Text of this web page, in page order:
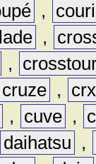
,
,
,
cruze ,
crx
, cuve ,
daihatsu
,